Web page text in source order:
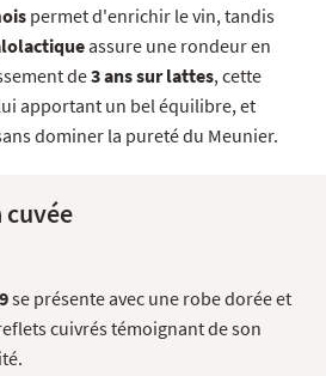
permet d'enrichir le vin, tandis
assure une rondeur en
de3 ans sur lattes, cette
apportant un bel équilibre, et
dominer la pureté du Meunier.
cuvée
se présente avec une robe dorée et
cuivrés témoignant de son